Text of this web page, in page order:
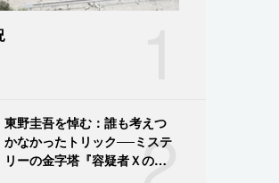
2
東野圭吾を悼む：誰も考えつ
かなかったトリック──ミステ
リーの金字塔『容疑者Ｘの献